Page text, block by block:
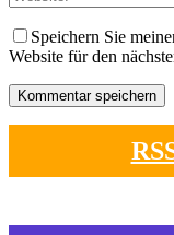
Speichern Sie
Website für den